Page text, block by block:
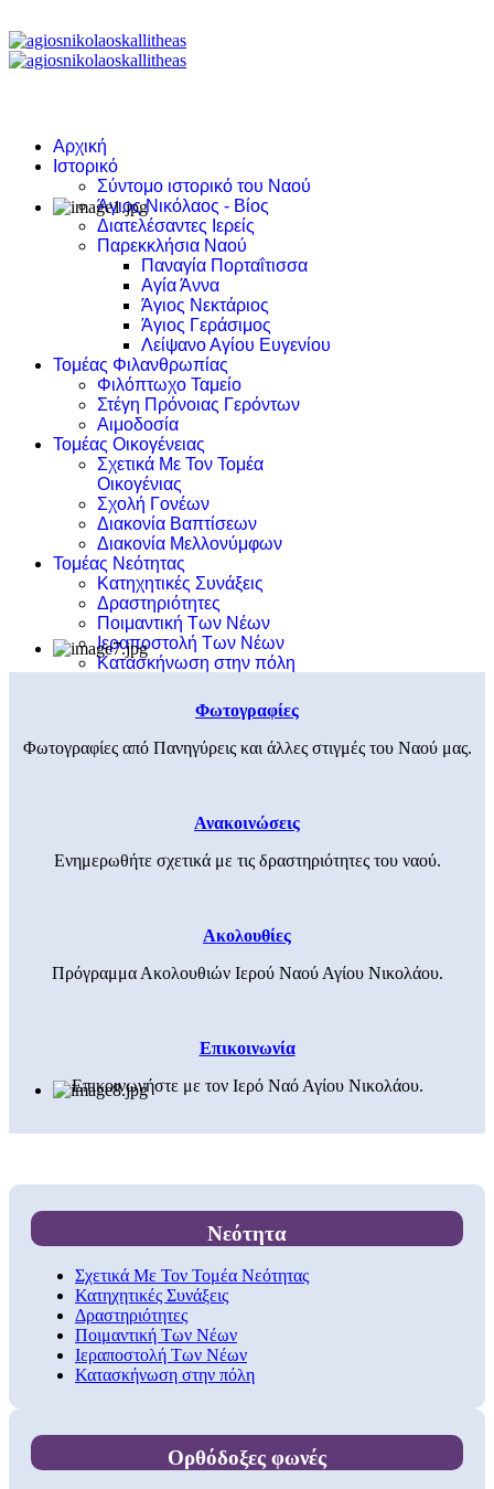
Αρχική
Ιστορικό
Σύντομο ιστορικό του Ναού
Άγιος Νικόλαος - Βίος
Διατελέσαντες Ιερείς
Παρεκκλήσια Ναού
Παναγία Πορταΐτισσα
Αγία Άννα
Άγιος Νεκτάριος
Άγιος Γεράσιμος
Λείψανο Αγίου Ευγενίου
Τομέας Φιλανθρωπίας
Φιλόπτωχο Ταμείο
Στέγη Πρόνοιας Γερόντων
Αιμοδοσία
Τομέας Οικογένειας
Σχετικά Με Τον Τομέα
Οικογένιας
Σχολή Γονέων
Διακονία Βαπτίσεων
Διακονία Μελλονύμφων
Τομέας Νεότητας
Κατηχητικές Συνάξεις
Δραστηριότητες
Ποιμαντική Των Νέων
Ιεραποστολή Των Νέων
Κατασκήνωση στην πόλη
Φωτογραφίες
Φωτογραφίες από Πανηγύρεις και άλλες στιγμές του Ναού μας.
Ανακοινώσεις
Ενημερωθήτε σχετικά με τις δραστηριότητες του ναού.
Ακολουθίες
Πρόγραμμα Ακολουθιών Ιερού Ναού Αγίου Νικολάου.
Επικοινωνία
Επικοινωνήστε με τον Ιερό Ναό Αγίου Νικολάου.
Νεότητα
Σχετικά Με Τον Τομέα Νεότητας
Κατηχητικές Συνάξεις
Δραστηριότητες
Ποιμαντική Των Νέων
Ιεραποστολή Των Νέων
Κατασκήνωση στην πόλη
Ορθόδοξες φωνές